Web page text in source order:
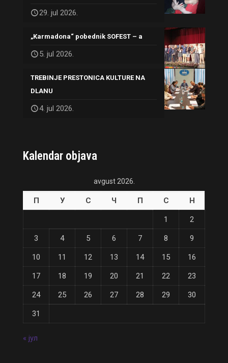
29. jul 2026.
„Karmadona“ pobednik SOFEST – a
5. jul 2026.
TREBINJE PRESTONICA KULTURE NA
DLANU
4. jul 2026.
Kalendar objava
avgust 2026.
П У С Ч П С Н
1 2
3 4 5 6 7 8 9
10 11 12 13 14 15 16
17 18 19 20 21 22 23
24 25 26 27 28 29 30
31
« јул